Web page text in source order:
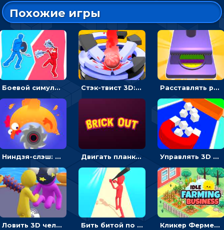
Похожие игры
Боевой симулятор 3D: повтори позу рыцаря и победи врага Стэк-твист 3D: тапай по шарику, чтобы разбивать платформы Расставлять резиновые кубики, чтобы делать поп-ит - гиперказуальные
Ниндзя-слэш: запускай оружие по целям и становись мастером сюрикенов Двигать планку и бить шариком по цветным блокам - гиперказуальная Управлять 3D магнитом, чтобы собирать фигуры и сбрасывать в пропасть
Ловить 3D человечком своего цвета и собирать драгоценности - гиперказуалка Бить битой по шарику, чтобы сбивать кубики с буквами на пути к финишу - 3D Кликер Фермерский бизнес: расти овощи, чтобы богатеть